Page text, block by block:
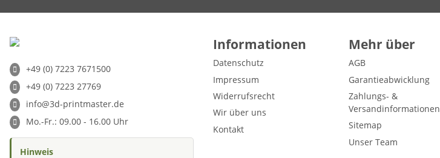
+49 (0) 7223 7671500
+49 (0) 7223 27769
info@3d-printmaster.de
Mo.-Fr.: 09.00 - 16.00 Uhr
Hinweis
Informationen
Datenschutz
Impressum
Widerrufsrecht
Wir über uns
Kontakt
Mehr über
AGB
Garantieabwicklung
Zahlungs- &
Versandinformationen
Sitemap
Unser Team